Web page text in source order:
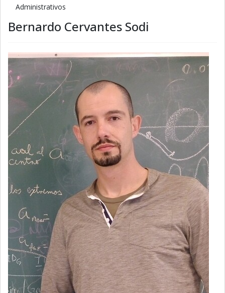
Administrativos
Bernardo Cervantes Sodi